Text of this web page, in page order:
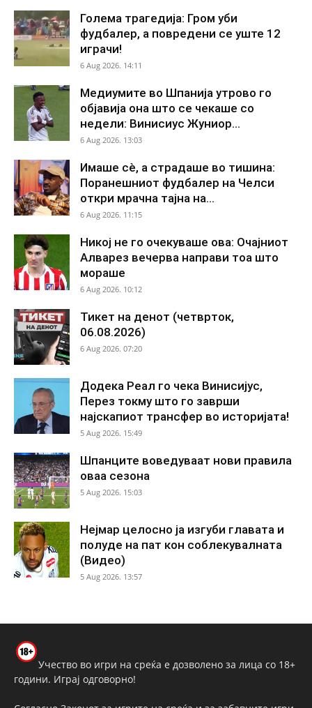
Голема трагедија: Гром уби
фудбалер, а повредени се уште 12
играчи!
6 Aug 2026. 14:11
Медиумите во Шпанија утрово го
објавија она што се чекаше со
недели: Винисиус Жуниор...
6 Aug 2026. 13:03
Имаше сè, а страдаше во тишина:
Поранешниот фудбалер на Челси
откри мрачна тајна на...
6 Aug 2026. 11:15
Никој не го очекуваше ова: Очајниот
Алварез вечерва направи тоа што
мораше
6 Aug 2026. 10:12
Тикет на денот (четврток,
06.08.2026)
6 Aug 2026. 07:20
Додека Реал го чека Винисијус,
Перез токму што го заврши
најскапиот трансфер во историјата!
5 Aug 2026. 15:49
Шпанците воведуваат нови правила
оваа сезона
5 Aug 2026. 15:03
Нејмар целосно ја изгуби главата и
полуде на пат кон соблекувалната
(Видео)
5 Aug 2026. 13:57
Учество во игри на среќа е дозволено за лица со 18+
години. Играј одговорно!